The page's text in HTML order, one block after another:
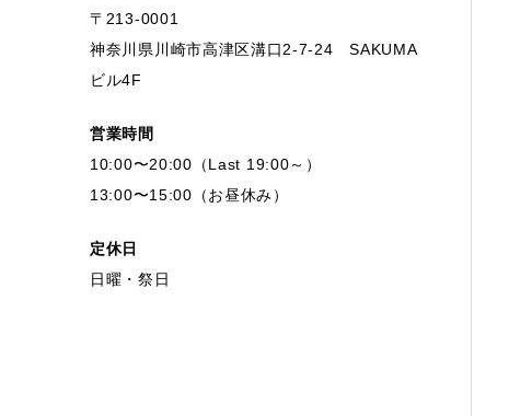
〒213-0001
神奈川県川崎市高津区溝口2-7-24 SAKUMA
ビル4F
営業時間
10:00〜20:00（Last 19:00～）
13:00〜15:00（お昼休み）
定休日
日曜・祭日